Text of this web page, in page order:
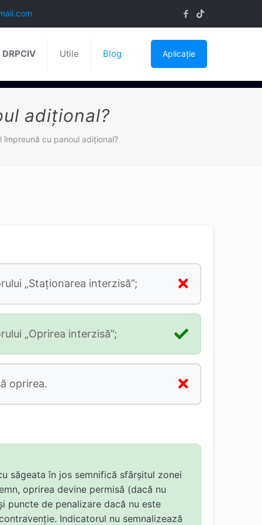
Utile Blog Aplicație
adiţional?
cu panoul adiţional?
„Staţionarea interzisă”;
„Oprirea interzisă”;
oprirea.
săgeata în jos semnifică sfârșitul zonei
oprirea devine permisă (dacă nu
puncte de penalizare dacă nu este
Indicatorul nu semnalizează